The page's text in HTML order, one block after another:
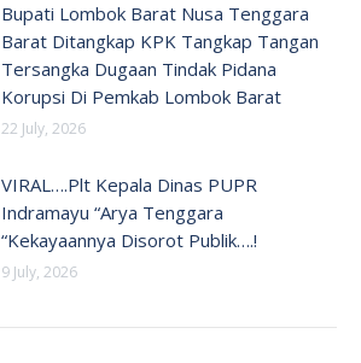
Bupati Lombok Barat Nusa Tenggara
Barat Ditangkap KPK Tangkap Tangan
Tersangka Dugaan Tindak Pidana
Korupsi Di Pemkab Lombok Barat
22 July, 2026
VIRAL….Plt Kepala Dinas PUPR
Indramayu “Arya Tenggara
“Kekayaannya Disorot Publik….!
9 July, 2026